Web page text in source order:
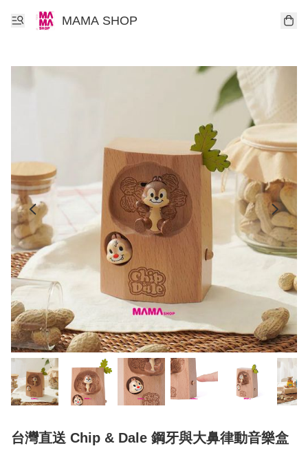
MAMA SHOP
台灣直送 Chip & Dale 鋼牙與大鼻律動音樂盒